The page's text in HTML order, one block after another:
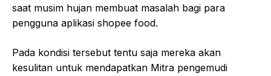
saat musim hujan membuat masalah bagi para
pengguna aplikasi shopee food.
Pada kondisi tersebut tentu saja mereka akan
kesulitan untuk mendapatkan Mitra pengemudi